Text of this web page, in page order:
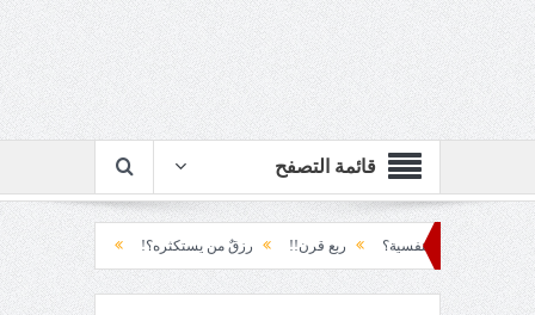
قائمة التصفح
ربع قرن!! رزقٌ من يستكثره؟! منطق الأرضة والسياسة!! لحظة